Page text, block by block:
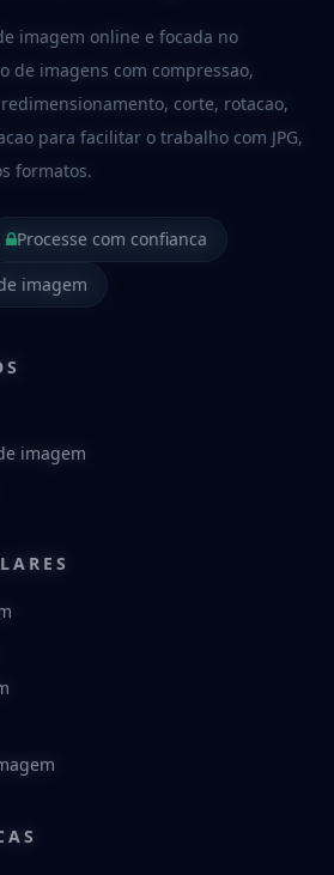
imagem online e focada no
de imagens com compressao,
corte, rotacao,
para facilitar o trabalho com JPG,
formatos.
Processe com confianca
imagem
imagem